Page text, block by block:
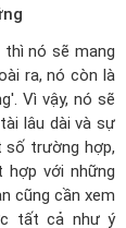
nó sẽ mang
ra, nó còn là
Vì vậy, nó sẽ
lâu dài và sự
số trường hợp,
với những
cũng cần xem
tất cả như ý